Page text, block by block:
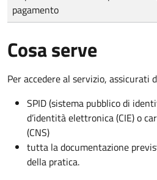
pagamento
Cosa serve
Per accedere al servizio, assicurati
SPID (sistema pubblico di
d’identità elettronica (CIE) o
(CNS)
tutta la documentazione
della pratica.